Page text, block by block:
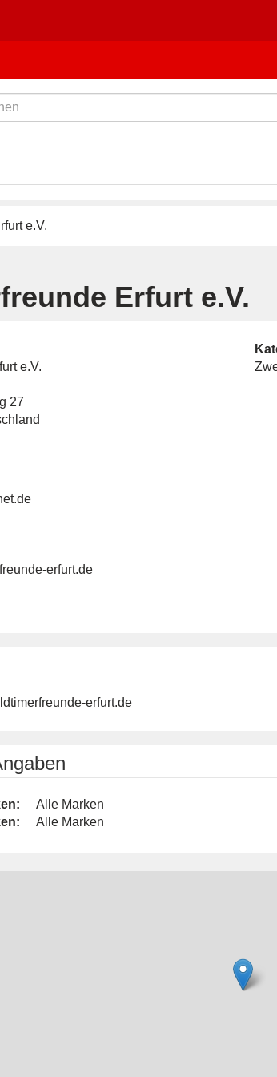
e.V.
Erfurt e.V.
e.V.
27
erfurt.de
erfurt.de
Alle Marken
Alle Marken